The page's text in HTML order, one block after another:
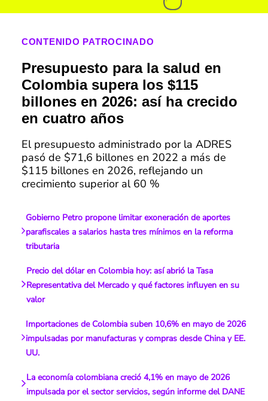
CONTENIDO PATROCINADO
Presupuesto para la salud en
Colombia supera los $115
billones en 2026: así ha crecido
en cuatro años
El presupuesto administrado por la ADRES
pasó de $71,6 billones en 2022 a más de
$115 billones en 2026, reflejando un
crecimiento superior al 60 %
Gobierno Petro propone limitar exoneración de aportes
parafiscales a salarios hasta tres mínimos en la reforma
tributaria
Precio del dólar en Colombia hoy: así abrió la Tasa
Representativa del Mercado y qué factores influyen en su
valor
Importaciones de Colombia suben 10,6% en mayo de 2026
impulsadas por manufacturas y compras desde China y EE.
UU.
La economía colombiana creció 4,1% en mayo de 2026
impulsada por el sector servicios, según informe del DANE